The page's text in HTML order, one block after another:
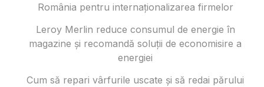
România pentru internaționalizarea firmelor
Leroy Merlin reduce consumul de energie în
magazine și recomandă soluții de economisire a
energiei
Cum să repari vârfurile uscate și să redai părului